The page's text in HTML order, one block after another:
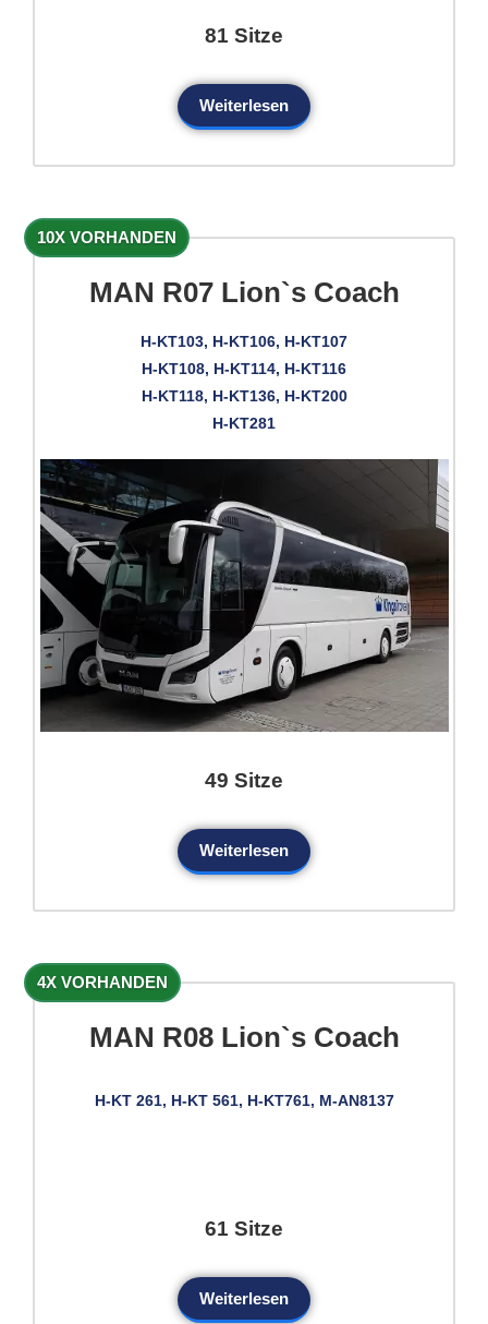
81 Sitze
Weiterlesen
10X VORHANDEN
MAN R07 Lion`s Coach
H-KT103, H-KT106, H-KT107
H-KT108, H-KT114, H-KT116
H-KT118, H-KT136, H-KT200
H-KT281
49 Sitze
Weiterlesen
4X VORHANDEN
MAN R08 Lion`s Coach
H-KT 261, H-KT 561, H-KT761, M-AN8137
61 Sitze
Weiterlesen